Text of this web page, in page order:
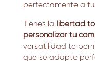
perfectamente a
Tienes la libertad
personalizar tu
versatilidad te
que se adapte